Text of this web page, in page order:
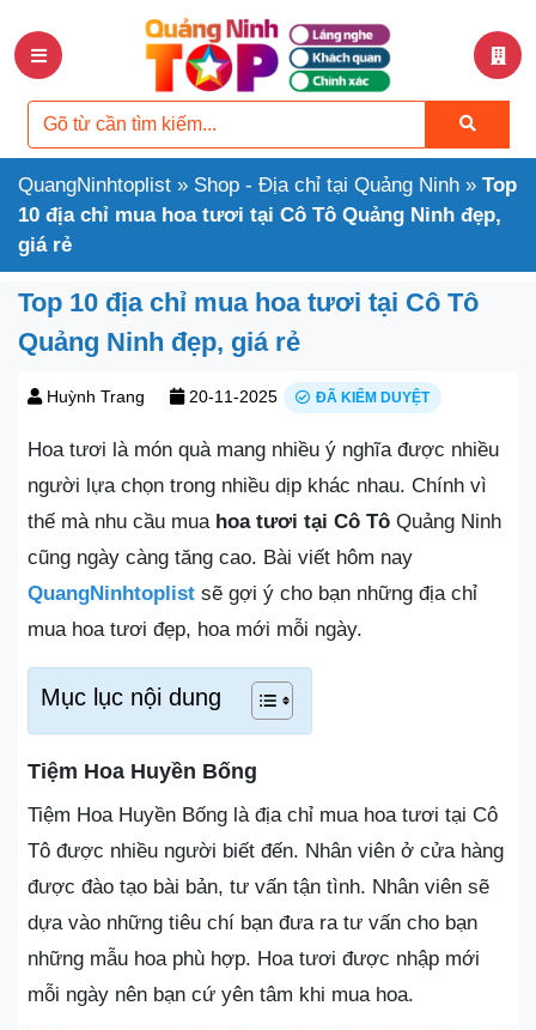
QuangNinhtoplist » Shop - Địa chỉ tại Quảng Ninh » Top
10 địa chỉ mua hoa tươi tại Cô Tô Quảng Ninh đẹp,
giá rẻ
Top 10 địa chỉ mua hoa tươi tại Cô Tô
Quảng Ninh đẹp, giá rẻ
Huỳnh Trang 20-11-2025 ĐÃ KIỂM DUYỆT
Hoa tươi là món quà mang nhiều ý nghĩa được nhiều
người lựa chọn trong nhiều dịp khác nhau. Chính vì
thế mà nhu cầu mua hoa tươi tại Cô Tô Quảng Ninh
cũng ngày càng tăng cao. Bài viết hôm nay
QuangNinhtoplist sẽ gợi ý cho bạn những địa chỉ
mua hoa tươi đẹp, hoa mới mỗi ngày.
Mục lục nội dung
Tiệm Hoa Huyền Bống
Tiệm Hoa Huyền Bống là địa chỉ mua hoa tươi tại Cô
Tô được nhiều người biết đến. Nhân viên ở cửa hàng
được đào tạo bài bản, tư vấn tận tình. Nhân viên sẽ
dựa vào những tiêu chí bạn đưa ra tư vấn cho bạn
những mẫu hoa phù hợp. Hoa tươi được nhập mới
mỗi ngày nên bạn cứ yên tâm khi mua hoa.